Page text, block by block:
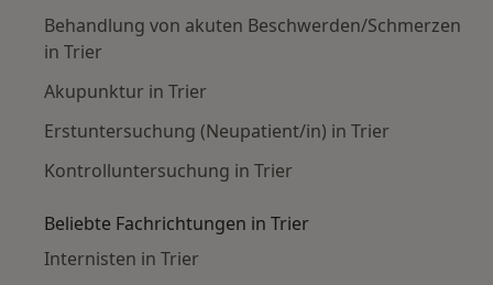
Behandlung von akuten Beschwerden/Schmerzen
in Trier
Akupunktur in Trier
Erstuntersuchung (Neupatient/in) in Trier
Kontrolluntersuchung in Trier
Beliebte Fachrichtungen in Trier
Internisten in Trier